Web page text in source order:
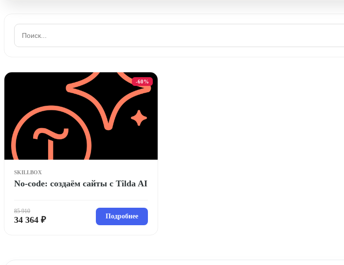
-60%
SKILLBOX
No-code: создаём сайты с Tilda AI
85 910
34 364 ₽ Подробнее